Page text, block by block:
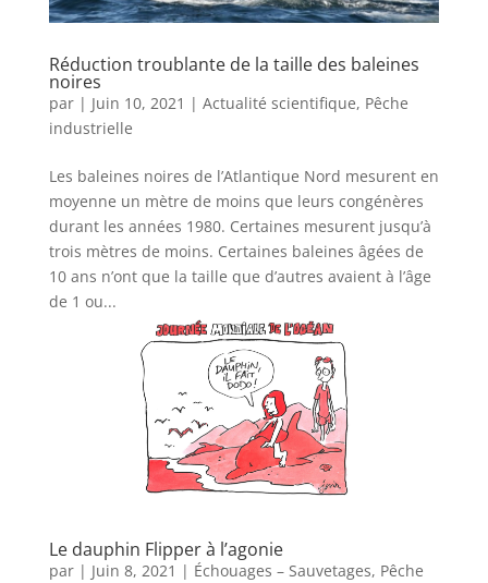
Réduction troublante de la taille des baleines
noires
par | Juin 10, 2021 | Actualité scientifique, Pêche
industrielle
Les baleines noires de l’Atlantique Nord mesurent en
moyenne un mètre de moins que leurs congénères
durant les années 1980. Certaines mesurent jusqu’à
trois mètres de moins. Certaines baleines âgées de
10 ans n’ont que la taille que d’autres avaient à l’âge
de 1 ou...
Le dauphin Flipper à l’agonie
par | Juin 8, 2021 | Échouages – Sauvetages, Pêche